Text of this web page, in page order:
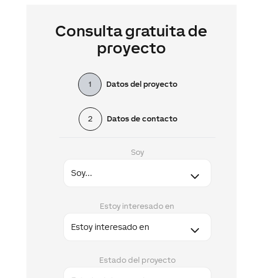
Consulta gratuita de
proyecto
1 Datos del proyecto
2 Datos de contacto
Soy
Estoy interesado en
Estado del proyecto